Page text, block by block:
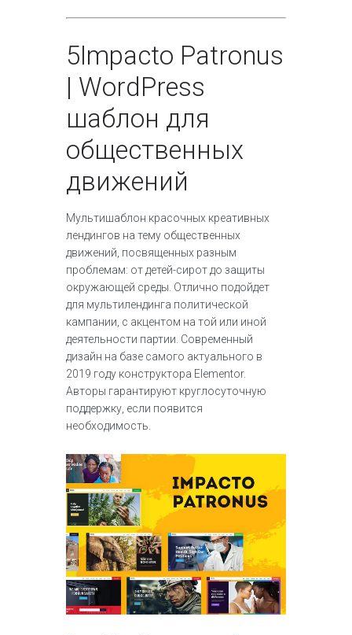
5Impacto Patronus
| WordPress
шаблон для
общественных
движений
Мультишаблон красочных креативных
лендингов на тему общественных
движений, посвященных разным
проблемам: от детей-сирот до защиты
окружающей среды. Отлично подойдет
для мультилендинга политической
кампании, с акцентом на той или иной
деятельности партии. Современный
дизайн на базе самого актуального в
2019 году конструктора Elementor.
Авторы гарантируют круглосуточную
поддержку, если появится
необходимость.